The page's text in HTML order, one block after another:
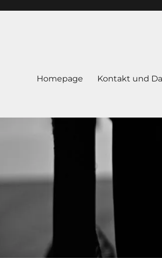
Homepage Kontakt und